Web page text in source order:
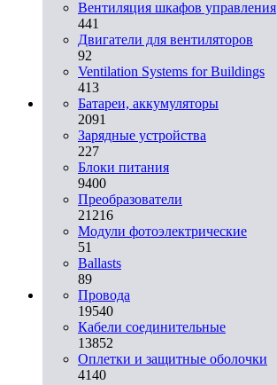
Вентиляция шкафов управления
441
Двигатели для вентиляторов
92
Ventilation Systems for Buildings
413
Батареи, аккумуляторы
2091
Зарядные устройства
227
Блоки питания
9400
Преобразователи
21216
Модули фотоэлектрические
51
Ballasts
89
Провода
19540
Кабели соединительные
13852
Оплетки и защитные оболочки
4140